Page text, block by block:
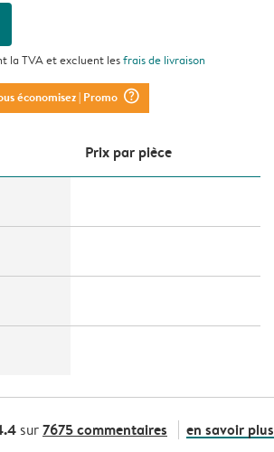
la TVA et excluent lesfrais de livraison
économisez| Promo question_mark_circle
Prix ​​par pièce
sur7675 commentaires en savoir plus